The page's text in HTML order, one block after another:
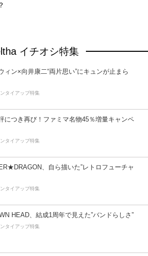
イチオシ特集
ィン×向井康二“両片思い”にキュンが止まら
タイアップ特集
につき再び！ファミマ名物45％増量キャンペ
タイアップ特集
、自ら描いた”レトロフューチャ
タイアップ特集
HEAD、結成1周年で見えた”バンドらしさ”
タイアップ特集